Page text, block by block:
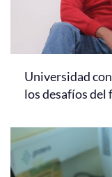
Universidad
los desafíos